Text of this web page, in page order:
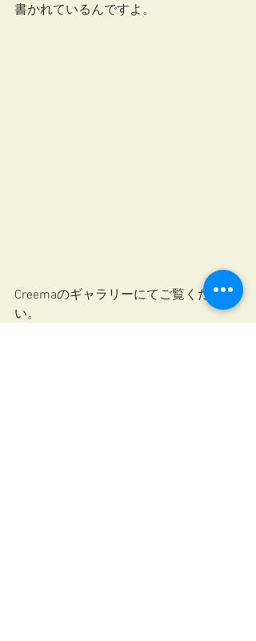
書かれているんですよ。
Creemaのギャラリーにてご覧くださ
い。